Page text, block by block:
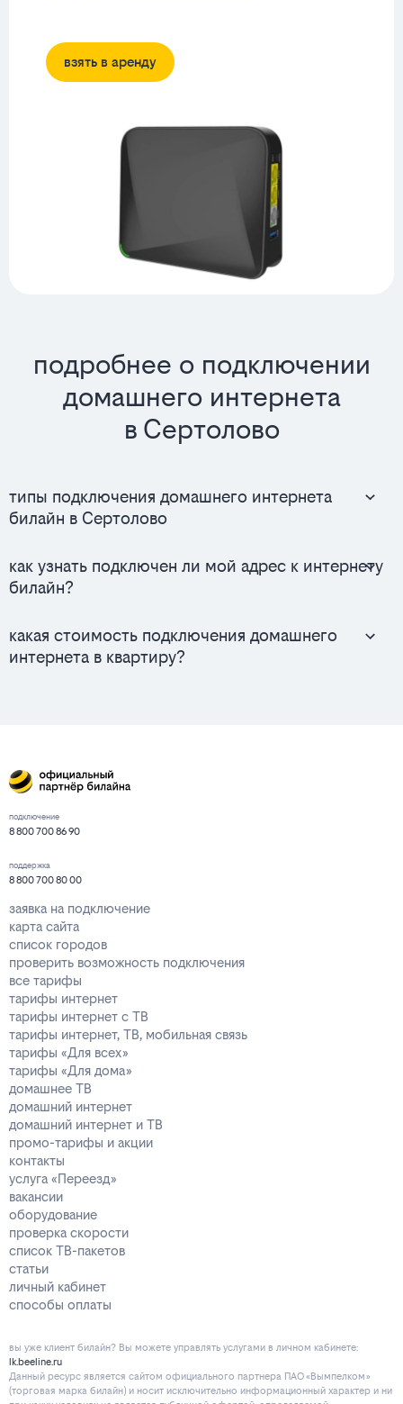
взять в аренду
подробнее о подключении
домашнего интернета
в Сертолово
типы подключения домашнего интернета
билайн в Сертолово
как узнать подключен ли мой адрес к интернету
билайн?
какая стоимость подключения домашнего
интернета в квартиру?
подключение
8 800 700 86 90
поддержка
8 800 700 80 00
заявка на подключение
карта сайта
список городов
проверить возможность подключения
все тарифы
тарифы интернет
тарифы интернет с ТВ
тарифы интернет, ТВ, мобильная связь
тарифы «Для всех»
тарифы «Для дома»
домашнее ТВ
домашний интернет
домашний интернет и ТВ
промо-тарифы и акции
контакты
услуга «Переезд»
вакансии
оборудование
проверка скорости
список ТВ-пакетов
статьи
личный кабинет
способы оплаты
вы уже клиент билайн? Вы можете управлять услугами в личнoм кaбинeтe:
lk.beeline.ru
Данный ресурс является сайтом официального партнера ПАО «Вымпелком»
(торговая марка билайн) и носит исключительно информационный характер и ни